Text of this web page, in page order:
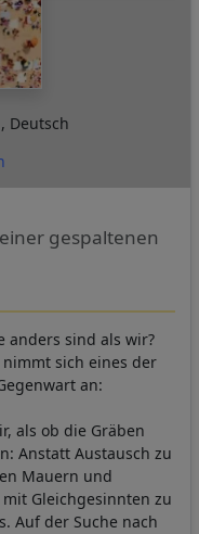
, Deutsch
gespaltenen
anders sind als wir?
sich eines der
an:
als ob die Gräben
Anstatt Austausch zu
Mauern und
Gleichgesinnten zu
Auf der Suche nach